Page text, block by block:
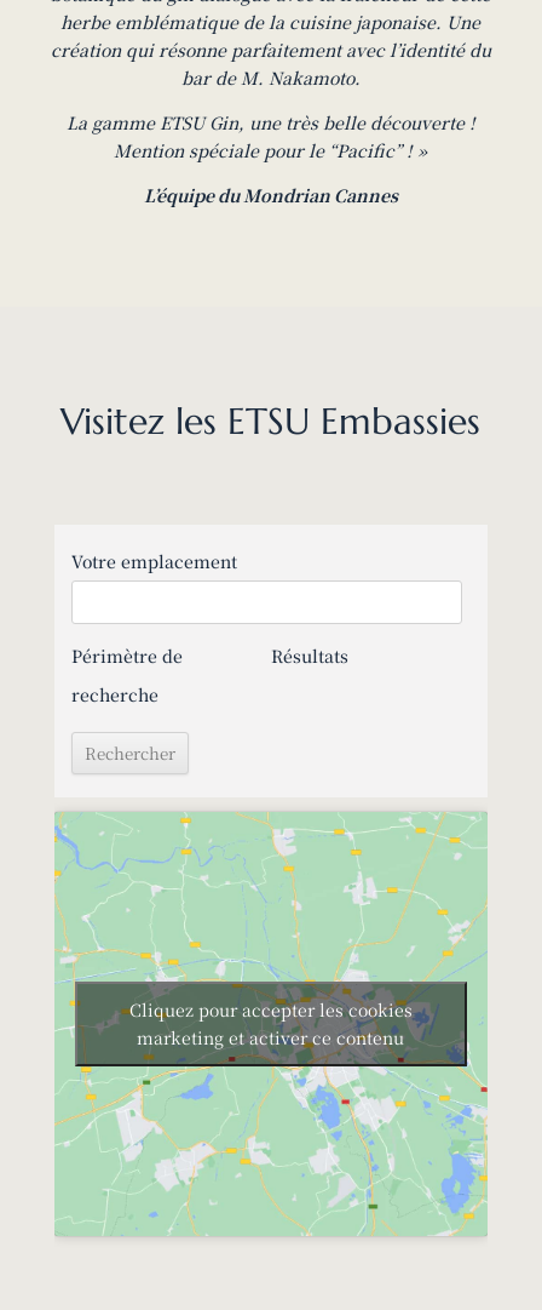
herbe emblématique de la cuisine japonaise. Une
création qui résonne parfaitement avec l’identité du
bar de M. Nakamoto.
La gamme ETSU Gin, une très belle découverte !
Mention spéciale pour le “Pacific” ! »
L’équipe du Mondrian Cannes
Visitez les ETSU Embassies
Votre emplacement
Périmètre de
recherche
Résultats
Cliquez pour accepter les cookies
marketing et activer ce contenu